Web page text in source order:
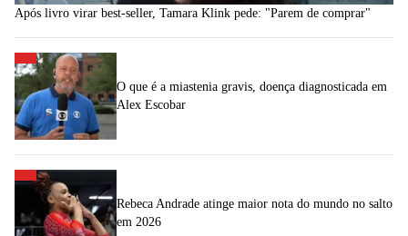
Após livro virar best-seller, Tamara Klink pede: "Parem de comprar"
O que é a miastenia gravis, doença diagnosticada em
Alex Escobar
Rebeca Andrade atinge maior nota do mundo no salto
em 2026